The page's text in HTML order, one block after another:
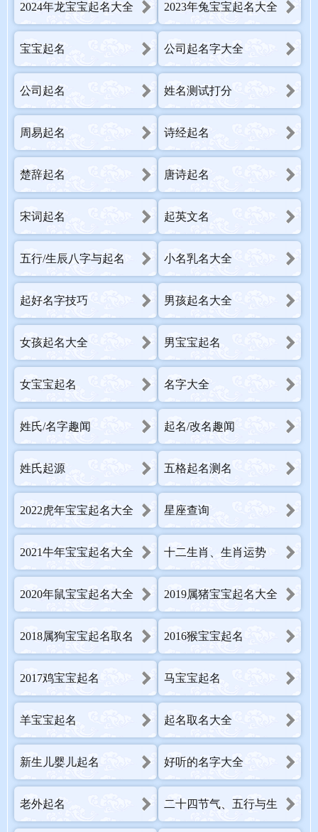
2024年龙宝宝起名大全 2023年兔宝宝起名大全
宝宝起名 公司起名字大全
公司起名 姓名测试打分
周易起名 诗经起名
楚辞起名 唐诗起名
宋词起名 起英文名
五行/生辰八字与起名 小名乳名大全
起好名字技巧 男孩起名大全
女孩起名大全 男宝宝起名
女宝宝起名 名字大全
姓氏/名字趣闻 起名/改名趣闻
姓氏起源 五格起名测名
2022虎年宝宝起名大全 星座查询
2021牛年宝宝起名大全 十二生肖、生肖运势
2020年鼠宝宝起名大全 2019属猪宝宝起名大全
2018属狗宝宝起名取名 2016猴宝宝起名
2017鸡宝宝起名 马宝宝起名
羊宝宝起名 起名取名大全
新生儿婴儿起名 好听的名字大全
老外起名 二十四节气、五行与生